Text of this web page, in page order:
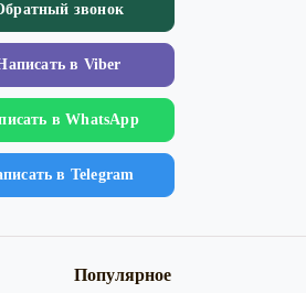
звонок
в Viber
в WhatsApp
в Telegram
Популярное